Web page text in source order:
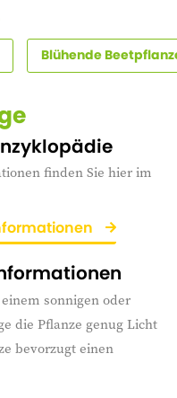
Blühende
finden Sie hier im
sonnigen oder
die Pflanze genug Licht
bevorzugt einen